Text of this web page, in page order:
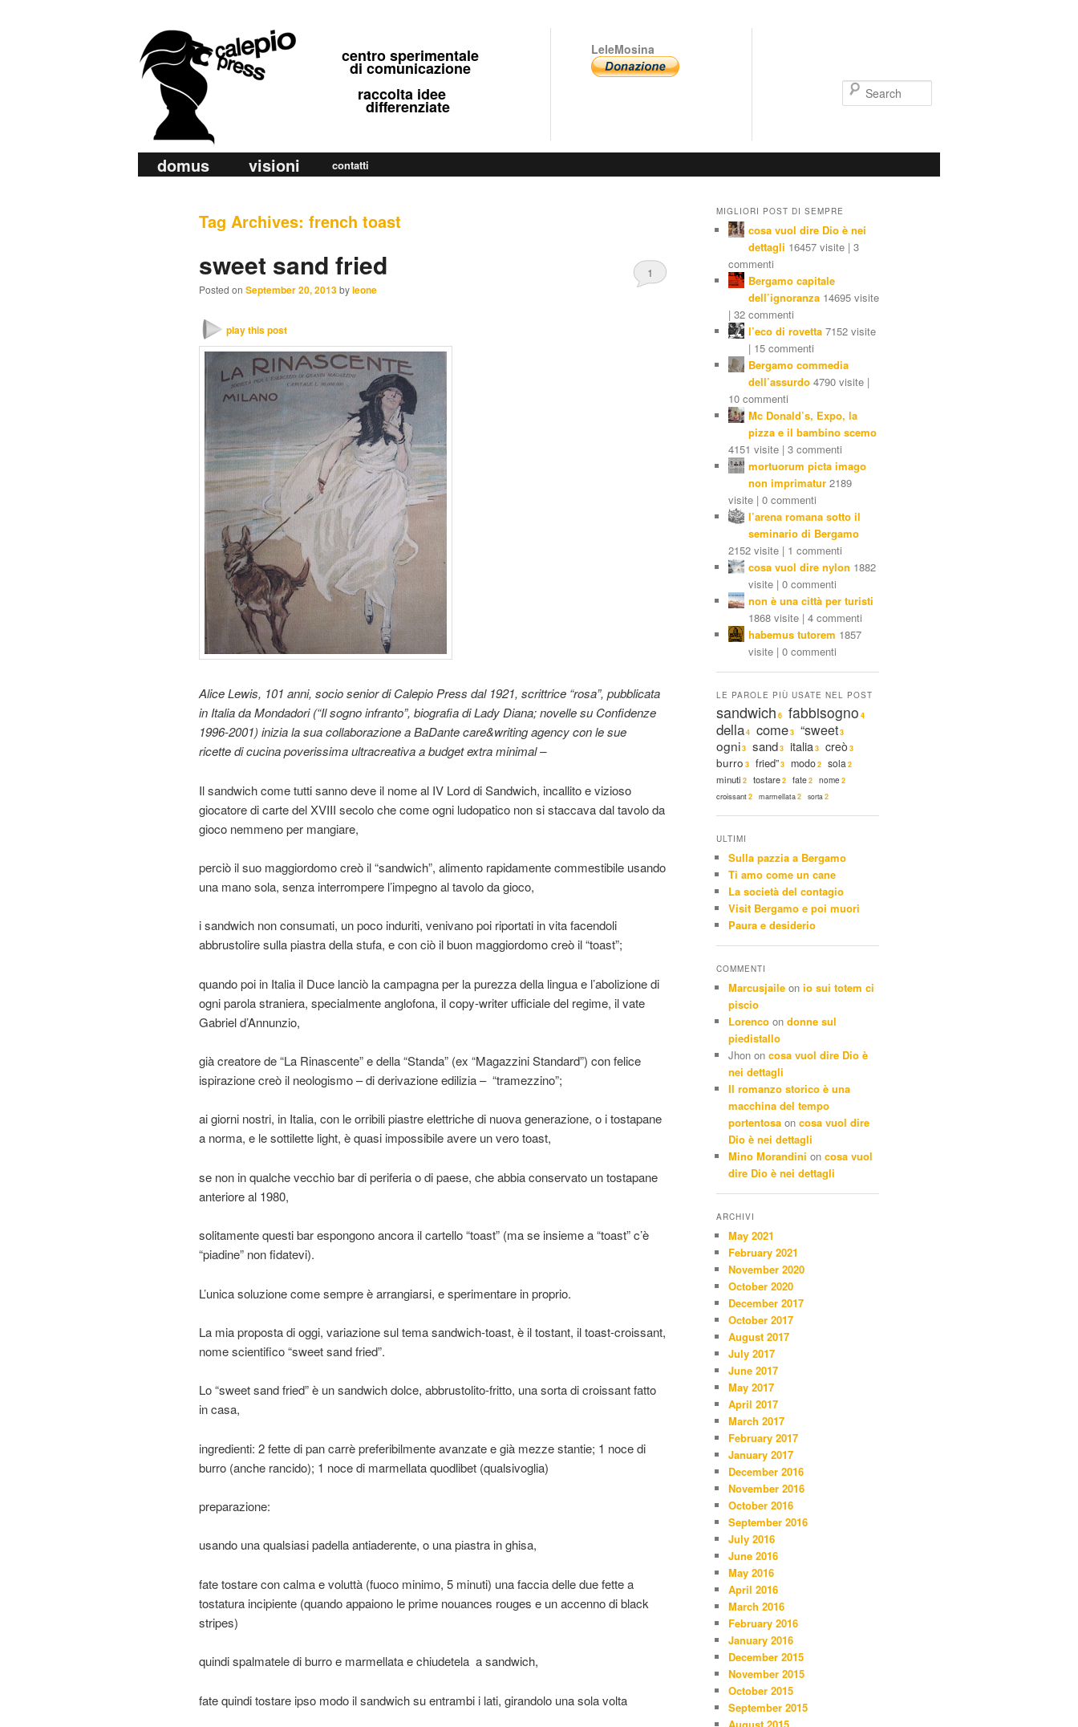
calepio press
©
centro sperimentale
di comunicazione
raccolta idee
differenziate
LeleMosina
a
Skip
Skip
secondary
domus visioni contatti
Tag Archives: french toast
sweet sand fried
Posted on September 20, 2013byleone
1
play this post
Alice Lewis, 101 anni, socio senior di Calepio Press dal 1921, scrittrice “rosa”, pubblicata
in Italia da Mondadori (“Il sogno infranto”, biografia di Lady Diana; novelle su Confidenze
1996-2001) inizia la sua collaborazione a BaDante care&writing agency con le sue
ricettedi cucina poverissima ultracreativa a budget extra minimal –
Il sandwich come tutti sanno deve il nome al IV Lord di Sandwich, incallito e vizioso
giocatore di carte del XVIII secolo che come ogni ludopatico non si staccava dal tavolo da
gioco nemmeno per mangiare,
perciò il suo maggiordomo creò il “sandwich”, alimento rapidamente commestibile usando
una mano sola, senza interrompere l’impegno al tavolo da gioco,
i sandwich non consumati, un poco induriti, venivano poi riportati in vita facendoli
abbrustolire sulla piastra della stufa, e con ciò il buon maggiordomo creò il “toast”;
quando poi in Italia il Duce lanciò la campagna per la purezza della lingua e l’abolizione di
ogni parola straniera, specialmente anglofona, il copy-writer ufficiale del regime, il vate
Gabriel d’Annunzio,
già creatore de “La Rinascente” e della “Standa” (ex “Magazzini Standard”) con felice
ispirazione creò il neologismo – di derivazione edilizia – “tramezzino”;
ai giorni nostri, in Italia, con le orribili piastre elettriche di nuova generazione, o i tostapane
a norma, e le sottilette light, è quasi impossibile avere un vero toast,
se non in qualche vecchio bar di periferia o di paese, che abbia conservato un tostapane
anteriore al 1980,
solitamente questi bar espongono ancora il cartello “toast” (ma se insieme a “toast” c’è
“piadine” non fidatevi).
L’unica soluzione come sempre è arrangiarsi, e sperimentare in proprio.
La mia proposta di oggi, variazione sul tema sandwich-toast, è il tostant, il toast-croissant,
nome scientifico “sweet sand fried”.
Lo “sweet sand fried” è un sandwich dolce, abbrustolito-fritto, una sorta di croissant fatto
in casa,
ingredienti: 2 fette di pan carrè preferibilmente avanzate e già mezze stantie; 1 noce di
burro (anche rancido); 1 noce di marmellata quodlibet (qualsivoglia)
preparazione:
usando una qualsiasi padella antiaderente, o una piastra in ghisa,
fate tostare con calma e voluttà (fuoco minimo, 5 minuti) una faccia delle due fette a
tostatura incipiente (quando appaiono le prime nouances rouges e un accenno di black
stripes)
quindi spalmatele di burro e marmellata e chiudetela a sandwich,
fate quindi tostare ipso modo il sandwich su entrambi i lati, girandolo una sola volta
MIGLIORI POST DI SEMPRE
cosa vuol dire Dio è nei
dettagli 16457 visite | 3
commenti
Bergamo capitale
dell’ignoranza 14695 visite
| 32 commenti
l’eco di rovetta 7152 visite
| 15 commenti
Bergamo commedia
dell’assurdo 4790 visite |
10 commenti
Mc Donald’s, Expo, la
pizza e il bambino scemo
4151 visite | 3 commenti
mortuorum picta imago
non imprimatur 2189
visite | 0 commenti
l’arena romana sotto il
seminario di Bergamo
2152 visite | 1 commenti
cosa vuol dire nylon 1882
visite | 0 commenti
non è una città per turisti
1868 visite | 4 commenti
habemus tutorem 1857
visite | 0 commenti
LE PAROLE PIÙ USATE NEL POST
sandwich 6 fabbisogno 4
della4 come3 “sweet3
ogni3 sand3 italia3 creò 3
burro 3 fried”3 modo2 sola 2
minuti 2 tostare2 fate2 nome 2
croissant2 marmellata2 sorta 2
ULTIMI
Sulla pazzia a Bergamo
Ti amo come un cane
La società del contagio
Visit Bergamo e poi muori
Paura e desiderio
COMMENTI
Marcusjaile on io sui totem ci
piscio
Lorenco on donne sul
piedistallo
Jhon on cosa vuol dire Dio è
nei dettagli
Il romanzo storico è una
macchina del tempo
portentosa on cosa vuol dire
Dio è nei dettagli
Mino Morandini on cosa vuol
dire Dio è nei dettagli
ARCHIVI
May 2021
February 2021
November 2020
October 2020
December 2017
October 2017
August 2017
July 2017
June 2017
May 2017
April 2017
March 2017
February 2017
January 2017
December 2016
November 2016
October 2016
September 2016
July 2016
June 2016
May 2016
April 2016
March 2016
February 2016
January 2016
December 2015
November 2015
October 2015
September 2015